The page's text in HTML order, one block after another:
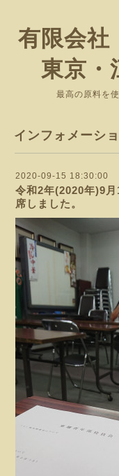
有限会
東京・
最高の原料を
インフォメーシ
2020-09-15 18:30:00
令和2年(2020年)9
席しました。